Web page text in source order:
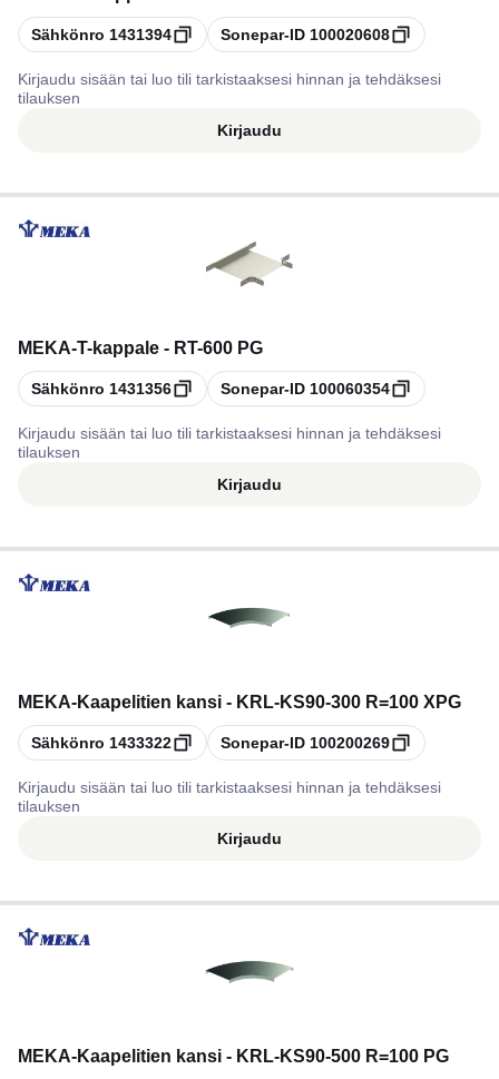
Kopioi
Sähkönro 1431394 Kopioi
Sonepar-ID 100020608
Kirjaudu sisään tai luo tili tarkistaaksesi hinnan ja tehdäksesi
tilauksen
Kirjaudu
MEKA-T-kappale - RT-600 PG
Kopioi
Sähkönro 1431356 Kopioi
Sonepar-ID 100060354
Kirjaudu sisään tai luo tili tarkistaaksesi hinnan ja tehdäksesi
tilauksen
Kirjaudu
MEKA-Kaapelitien kansi - KRL-KS90-300 R=100 XPG
Kopioi
Sähkönro 1433322 Kopioi
Sonepar-ID 100200269
Kirjaudu sisään tai luo tili tarkistaaksesi hinnan ja tehdäksesi
tilauksen
Kirjaudu
MEKA-Kaapelitien kansi - KRL-KS90-500 R=100 PG